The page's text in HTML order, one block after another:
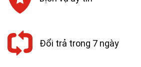
Đổi trả trong 7 ngày